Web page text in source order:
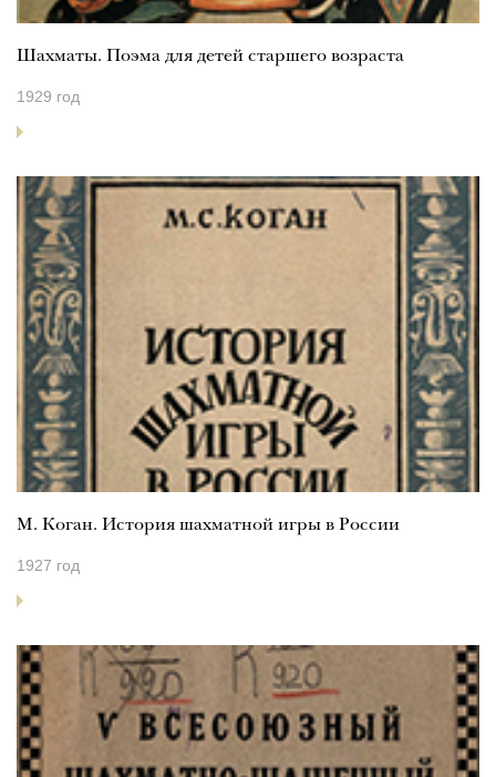
Шахматы. Поэма для детей старшего возраста
1929 год
М. Коган. История шахматной игры в России
1927 год